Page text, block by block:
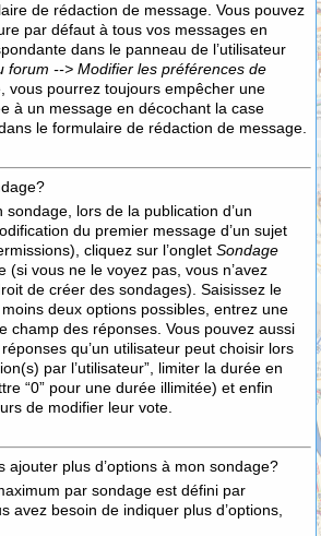
de rédaction de message. Vous pouvez
par défaut à tous vos messages en
dans le panneau de l’utilisateur
forum --> Modifier les préférences de
vous pourrez toujours empêcher une
à un message en décochant la case
le formulaire de rédaction de message.
lors de la publication d’un
du premier message d’un sujet
cliquez sur l’onglet Sondage
(si vous ne le voyez pas, vous n’avez
de créer des sondages). Saisissez le
deux options possibles, entrez une
champ des réponses. Vous pouvez aussi
qu’un utilisateur peut choisir lors
par l’utilisateur”, limiter la durée en
“0” pour une durée illimitée) et enfin
de modifier leur vote.
ajouter plus d’options à mon sondage?
par sondage est défini par
avez besoin de indiquer plus d’options,